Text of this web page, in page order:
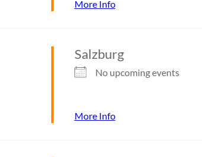
More Info
Salzburg
No upcoming events
More Info